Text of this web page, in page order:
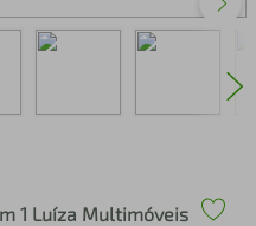
1 Luíza Multimóveis